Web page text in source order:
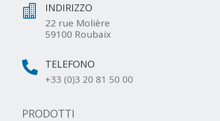
 INDIRIZZO
22 rue Molière
59100 Roubaix
 TELEFONO
+33 (0)3 20 81 50 00
PRODOTTI